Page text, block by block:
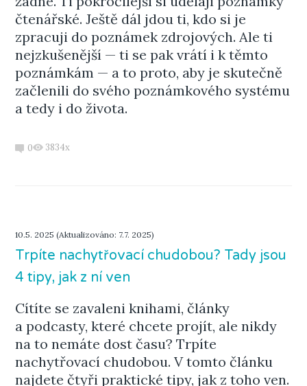
čtenářské. Ještě dál jdou ti, kdo si je
zpracuji do poznámek zdrojových. Ale ti
nejzkušenější — ti se pak vrátí i k těmto
poznámkám — a to proto, aby je skutečně
začlenili do svého poznámkového systému
a tedy i do života.
0 3834x
10.5. 2025 (Aktualizováno: 7.7. 2025)
Trpíte nachytřovací chudobou? Tady jsou
4 tipy, jak z ní ven
Cítíte se zavaleni knihami, články
a podcasty, které chcete projít, ale nikdy
na to nemáte dost času? Trpíte
nachytřovací chudobou. V tomto článku
najdete čtyři praktické tipy, jak z toho ven.